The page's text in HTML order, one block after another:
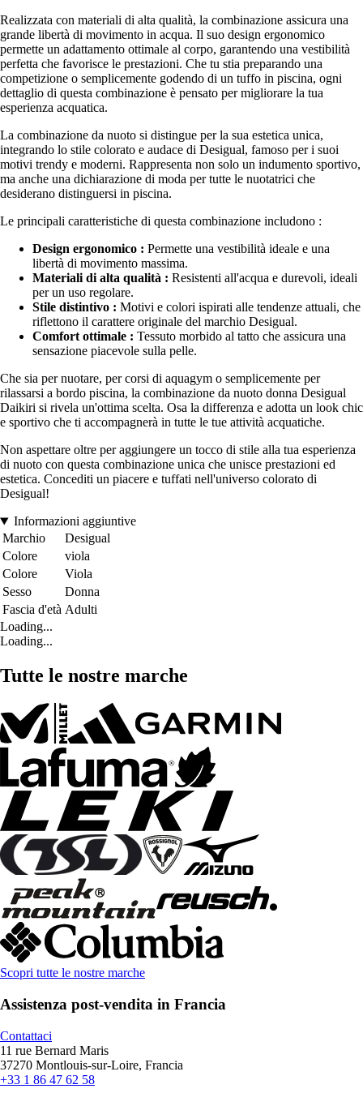
Realizzata con materiali di alta qualità, la combinazione assicura una
grande libertà di movimento in acqua. Il suo design ergonomico
permette un adattamento ottimale al corpo, garantendo una vestibilità
perfetta che favorisce le prestazioni. Che tu stia preparando una
competizione o semplicemente godendo di un tuffo in piscina, ogni
dettaglio di questa combinazione è pensato per migliorare la tua
esperienza acquatica.
La combinazione da nuoto si distingue per la sua estetica unica,
integrando lo stile colorato e audace di Desigual, famoso per i suoi
motivi trendy e moderni. Rappresenta non solo un indumento sportivo,
ma anche una dichiarazione di moda per tutte le nuotatrici che
desiderano distinguersi in piscina.
Le principali caratteristiche di questa combinazione includono :
Design ergonomico : Permette una vestibilità ideale e una
libertà di movimento massima.
Materiali di alta qualità : Resistenti all'acqua e durevoli, ideali
per un uso regolare.
Stile distintivo : Motivi e colori ispirati alle tendenze attuali, che
riflettono il carattere originale del marchio Desigual.
Comfort ottimale : Tessuto morbido al tatto che assicura una
sensazione piacevole sulla pelle.
Che sia per nuotare, per corsi di aquagym o semplicemente per
rilassarsi a bordo piscina, la combinazione da nuoto donna Desigual
Daikiri si rivela un'ottima scelta. Osa la differenza e adotta un look chic
e sportivo che ti accompagnerà in tutte le tue attività acquatiche.
Non aspettare oltre per aggiungere un tocco di stile alla tua esperienza
di nuoto con questa combinazione unica che unisce prestazioni ed
estetica. Concediti un piacere e tuffati nell'universo colorato di
Desigual!
Informazioni aggiuntive
Marchio
Desigual
Colore
viola
Colore
Viola
Sesso
Donna
Fascia d'età Adulti
Loading...
Loading...
Tutte le nostre marche
Scopri tutte le nostre marche
Assistenza post-vendita in Francia
Contattaci
11 rue Bernard Maris
37270 Montlouis-sur-Loire, Francia
+33 1 86 47 62 58